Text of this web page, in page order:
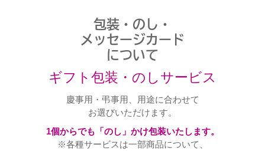
包装・のし・
メッセージカード
について
ギフト包装・のしサービス
慶事用・弔事用、用途に合わせて
お選びいただけます。
1個からでも「のし」かけ包装いたします。
※各種サービスは一部商品について、